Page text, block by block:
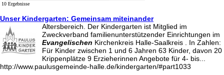
10 Ergebnisse
Unser Kindergarten: Gemeinsam miteinander
Altersbereich. Der Kindergarten ist Mitglied im
Zweckverband familienunterstützender Einrichtungen im
Evangelischen Kirchenkreis Halle-Saalkreis . In Zahlen:
Für Kinder zwischen 1 und 6 Jahren 63 Kinder, davon 20
Krippenplätze 9 Erzieherinnen Angebote für 4- bis...
http://www.paulusgemeinde-halle.de/kindergarten/#part1033